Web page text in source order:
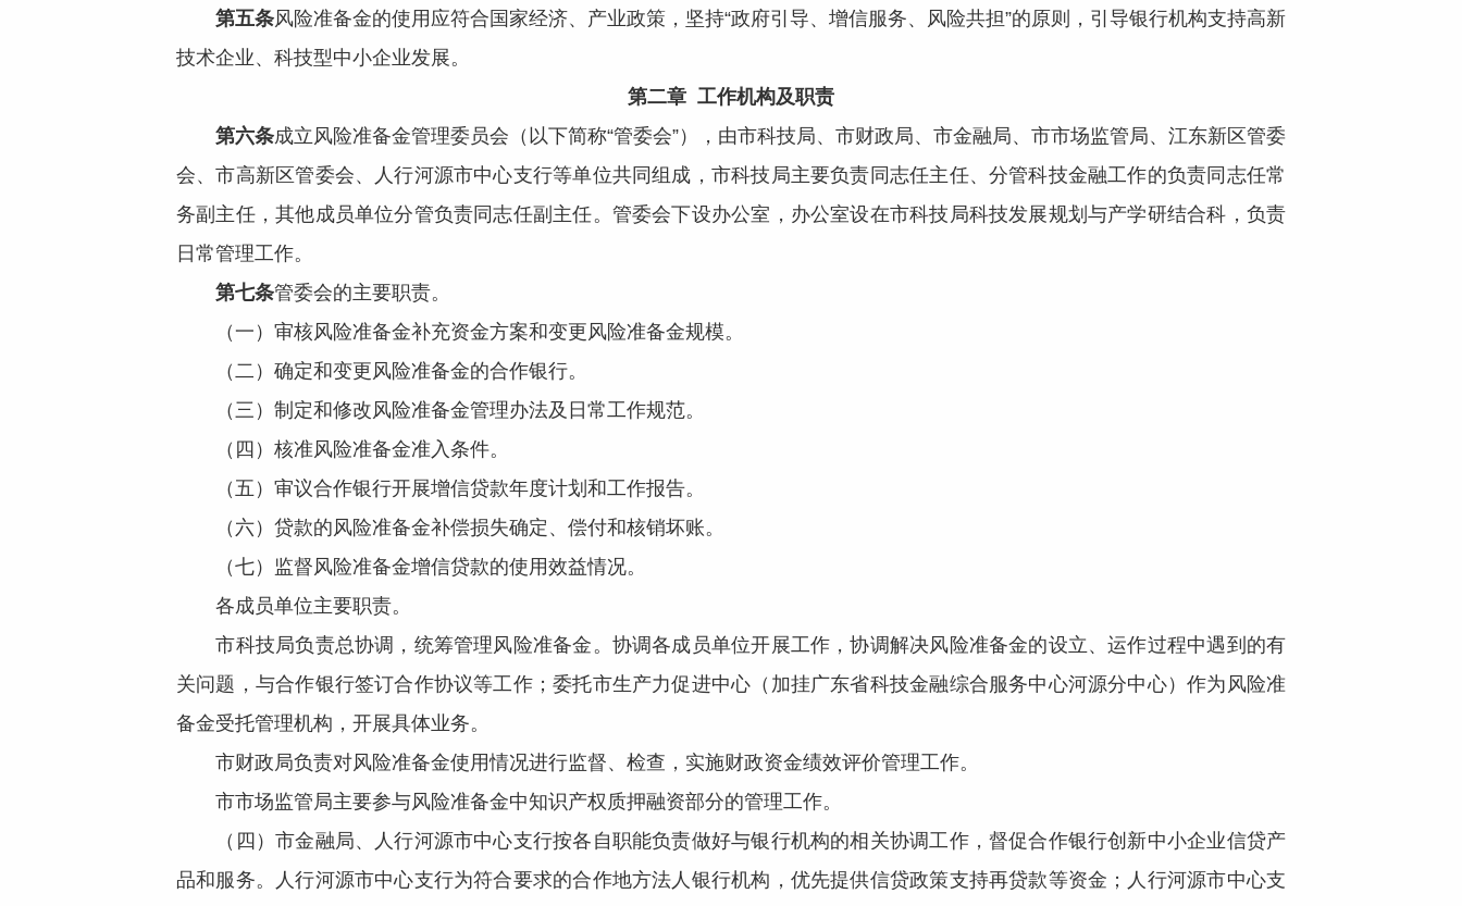
第五条风险准备金的使用应符合国家经济、产业政策，坚持“政府引导、增信服务、风险共担”的原则，引导银行机构支持高新
技术企业、科技型中小企业发展。
第二章 工作机构及职责
第六条成立风险准备金管理委员会（以下简称“管委会”），由市科技局、市财政局、市金融局、市市场监管局、江东新区管委
会、市高新区管委会、人行河源市中心支行等单位共同组成，市科技局主要负责同志任主任、分管科技金融工作的负责同志任常
务副主任，其他成员单位分管负责同志任副主任。管委会下设办公室，办公室设在市科技局科技发展规划与产学研结合科，负责
日常管理工作。
第七条管委会的主要职责。
（一）审核风险准备金补充资金方案和变更风险准备金规模。
（二）确定和变更风险准备金的合作银行。
（三）制定和修改风险准备金管理办法及日常工作规范。
（四）核准风险准备金准入条件。
（五）审议合作银行开展增信贷款年度计划和工作报告。
（六）贷款的风险准备金补偿损失确定、偿付和核销坏账。
（七）监督风险准备金增信贷款的使用效益情况。
各成员单位主要职责。
市科技局负责总协调，统筹管理风险准备金。协调各成员单位开展工作，协调解决风险准备金的设立、运作过程中遇到的有
关问题，与合作银行签订合作协议等工作；委托市生产力促进中心（加挂广东省科技金融综合服务中心河源分中心）作为风险准
备金受托管理机构，开展具体业务。
市财政局负责对风险准备金使用情况进行监督、检查，实施财政资金绩效评价管理工作。
市市场监管局主要参与风险准备金中知识产权质押融资部分的管理工作。
（四）市金融局、人行河源市中心支行按各自职能负责做好与银行机构的相关协调工作，督促合作银行创新中小企业信贷产
品和服务。人行河源市中心支行为符合要求的合作地方法人银行机构，优先提供信贷政策支持再贷款等资金；人行河源市中心支